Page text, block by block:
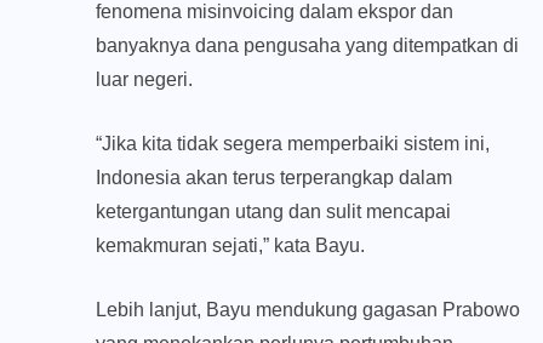
fenomena misinvoicing dalam ekspor dan
banyaknya dana pengusaha yang ditempatkan di
luar negeri.
“Jika kita tidak segera memperbaiki sistem ini,
Indonesia akan terus terperangkap dalam
ketergantungan utang dan sulit mencapai
kemakmuran sejati,” kata Bayu.
Lebih lanjut, Bayu mendukung gagasan Prabowo